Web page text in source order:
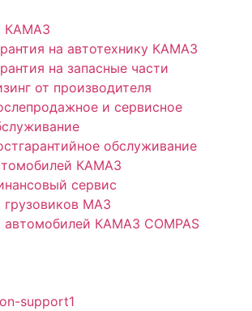
КАМАЗ
на автотехнику КАМАЗ
на запасные части
от производителя
и сервисное
обслуживание
КАМАЗ
сервис
грузовиков МАЗ
автомобилей КАМАЗ COMPAS
support1